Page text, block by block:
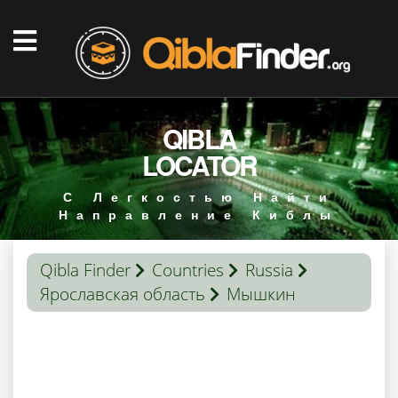
QIBLA
LOCATOR
С Легкостью Найти
Направление Киблы
Qibla Finder Countries
Russia
Ярославская область
Мышкин